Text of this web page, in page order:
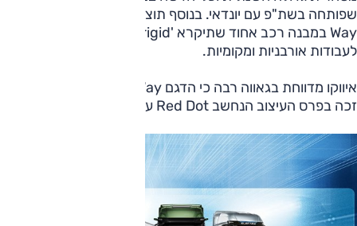
לעבודות אורבניות ומקומיות.
זכה בפרס העיצוב הנחשב Red Dot עבור עיצוב מוצר.